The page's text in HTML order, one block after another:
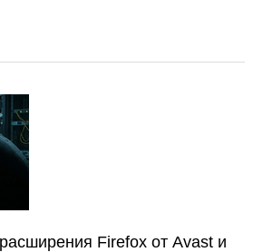
Firefox от Avast и